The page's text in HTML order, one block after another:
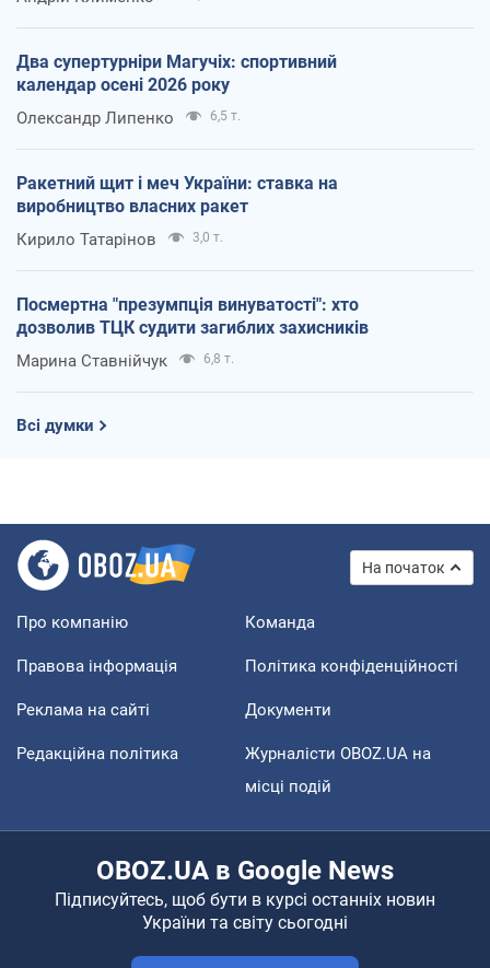
Два супертурніри Магучіх: спортивний
календар осені 2026 року
Олександр Липенко 6,5 т.
Ракетний щит і меч України: ставка на
виробництво власних ракет
Кирило Татарінов 3,0 т.
Посмертна "презумпція винуватості": хто
дозволив ТЦК судити загиблих захисників
Марина Ставнійчук 6,8 т.
Всі думки
На початок
Про компанію Команда
Правова інформація Політика конфіденційності
Реклама на сайті Документи
Редакційна політика
Журналісти OBOZ.UA на
місці подій
OBOZ.UA в Google News
Підписуйтесь, щоб бути в курсі останніх новин
України та світу сьогодні